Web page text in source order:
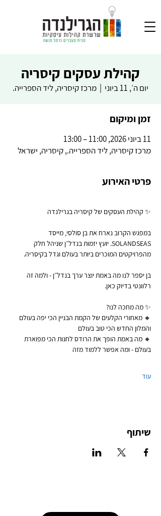
קהילת עסקים קיסריה
יום ה׳, 11 ביוני מרכז קיסריה, ליד הספרייה.
זמן ומיקום
11 ביוני 2026, 11:00 – 13:00
מרכז קיסריה, ליד הספרייה., קיסריה, ישראל
פרטי האירוע
✨ קהילת העסקים של קיסריה בגרילנדה
במפגש הקרוב נארח את בן סולסי, מייסד
SOLANDSEAS. יועץ יזמות בנדל״ן שניהל חלק
מהפרויקטים המוכרים ביותר בעולם וגדל בקיסריה.
בן יספר לנו מה באמת יוצר ערך בנדל״ן - ולמה זה
רלוונטי בדיוק כאן.
✨ מה מחכה לנו?
🔸 מאחורי הקלעים של הקמת הבניין הכי יפה בעולם
והמלון החדש הכי טוב בעולם
🔸 מה באמת הופך את הרודס לחנות הכי מפוארת
בעולם - ומה אפשר ללמוד מזה
עוד
שיתוף